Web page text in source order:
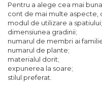
Pentru a alege cea mai
cont de mai multe aspecte,
modul de utilizare a spatiului;
dimensiunea gradinii;
numarul de membri ai
numarul de plante;
materialul dorit;
expunerea la soare;
stilul preferat.